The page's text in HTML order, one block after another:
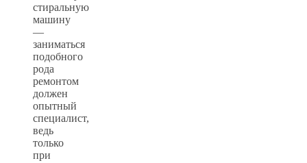
стиральную
машину
—
заниматься
подобного
рода
ремонтом
должен
опытный
специалист,
ведь
только
при